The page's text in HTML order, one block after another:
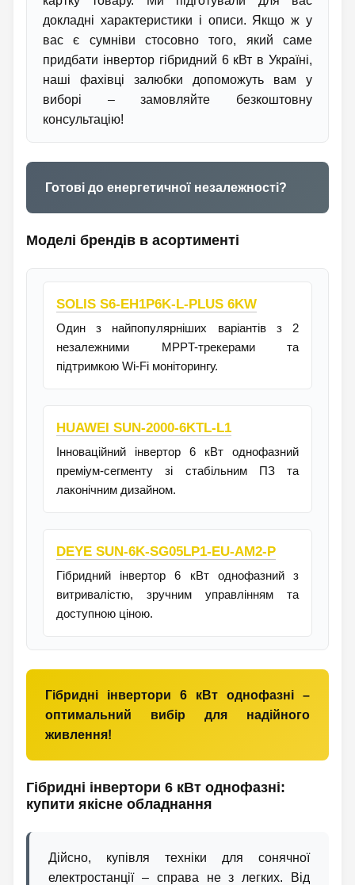
докладні характеристики і описи. Якщо ж у
вас є сумніви стосовно того, який саме
придбати інвертор гібридний 6 кВт в Україні,
наші фахівці залюбки допоможуть вам у
виборі – замовляйте безкоштовну
консультацію!
Готові до енергетичної незалежності?
Моделі брендів в асортименті
SOLIS S6-EH1P6K-L-PLUS 6KW
Один з найпопулярніших варіантів з 2
незалежними MPPT-трекерами та
підтримкою Wi-Fi моніторингу.
HUAWEI SUN-2000-6KTL-L1
Інноваційний інвертор 6 кВт однофазний
преміум-сегменту зі стабільним ПЗ та
лаконічним дизайном.
DEYE SUN-6K-SG05LP1-EU-AM2-P
Гібридний інвертор 6 кВт однофазний з
витривалістю, зручним управлінням та
доступною ціною.
Гібридні інвертори 6 кВт однофазні –
оптимальний вибір для надійного
живлення!
Гібридні інвертори 6 кВт однофазні:
купити якісне обладнання
Дійсно, купівля техніки для сонячної
електростанції – справа не з легких. Від